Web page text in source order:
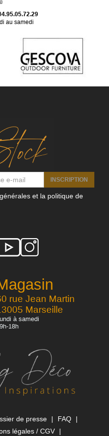
au samedi
rue Jean Martin
Marseille
à samedi
18h
INSCRIPTION
et la politique de
de presse
FAQ
légales / CGV